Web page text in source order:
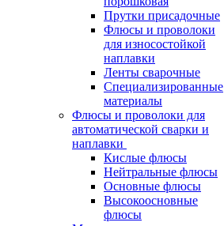
Прутки присадочные
Флюсы и проволоки
для износостойкой
наплавки
Ленты сварочные
Специализированные
материалы
Флюсы и проволоки для
автоматической сварки и
наплавки
Кислые флюсы
Нейтральные флюсы
Основные флюсы
Высокоосновные
флюсы